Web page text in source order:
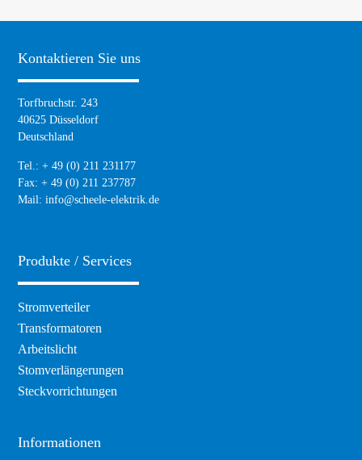
Kontaktieren Sie uns
Torfbruchstr. 243
40625 Düsseldorf
Deutschland
Tel.: + 49 (0) 211 231177
Fax: + 49 (0) 211 237787
Mail:info@scheele-elektrik.de
Produkte / Services
Navigation
überspringen
Stromverteiler
Transformatoren
Arbeitslicht
Stomverlängerungen
Steckvorrichtungen
Informationen